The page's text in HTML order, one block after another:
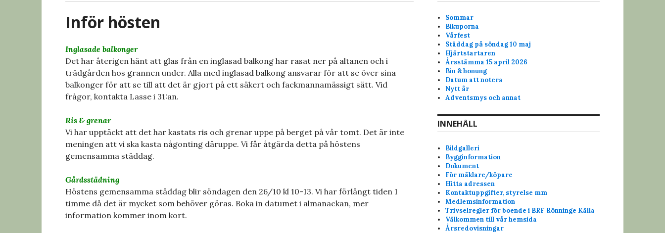
Inför hösten
Inglasade balkonger
Det har återigen hänt att glas från en inglasad balkong har rasat ner på altanen och i
trädgården hos grannen under. Alla med inglasad balkong ansvarar för att se över sina
balkonger för att se till att det är gjort på ett säkert och fackmannamässigt sätt. Vid
frågor, kontakta Lasse i 31:an.
Ris & grenar
Vi har upptäckt att det har kastats ris och grenar uppe på berget på vår tomt. Det är inte
meningen att vi ska kasta någonting däruppe. Vi får åtgärda detta på höstens
gemensamma städdag.
Gårdsstädning
Höstens gemensamma städdag blir söndagen den 26/10 kl 10-13. Vi har förlängt tiden 1
timme då det är mycket som behöver göras. Boka in datumet i almanackan, mer
information kommer inom kort.
Sommar
Bikuporna
Vårfest
Städdag på söndag 10 maj
Hjärtstartaren
Årsstämma 15 april 2026
Bin & honung
Datum att notera
Nytt år
Adventsmys och annat
INNEHÅLL
Bildgalleri
Bygginformation
Dokument
För mäklare/köpare
Hitta adressen
Kontaktuppgifter, styrelse mm
Medlemsinformation
Trivselregler för boende i BRF Rönninge Källa
Välkommen till vår hemsida
Årsredovisningar